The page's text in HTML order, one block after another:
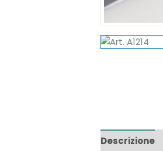
Descrizione